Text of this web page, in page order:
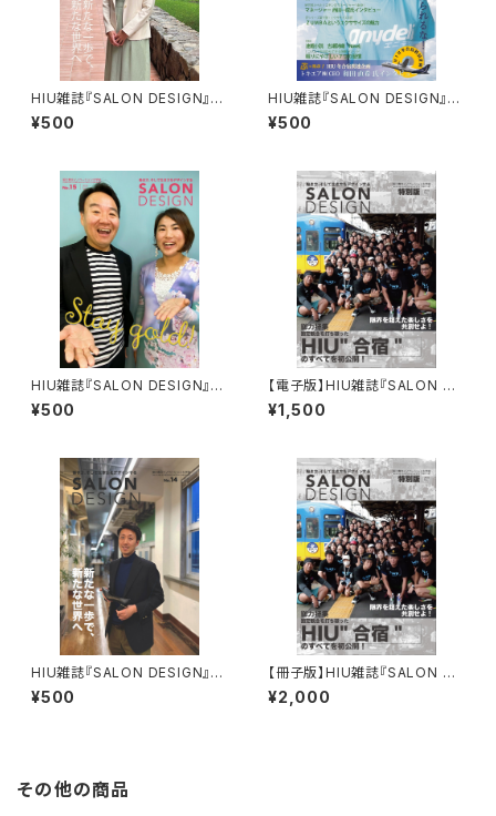
HIU雑誌『SALON DESIGN』v
ol.16（電子版）
¥500
HIU雑誌『SALON DESIGN』v
ol.17（電子版）
¥500
HIU雑誌『SALON DESIGN』v
ol.15（電子版）
¥500
【電子版】HIU雑誌『SALON DE
SIGN』合宿特別版
¥1,500
HIU雑誌『SALON DESIGN』v
ol.14（電子版）
¥500
【冊子版】HIU雑誌『SALON DE
SIGN』合宿特別版
¥2,000
その他の商品